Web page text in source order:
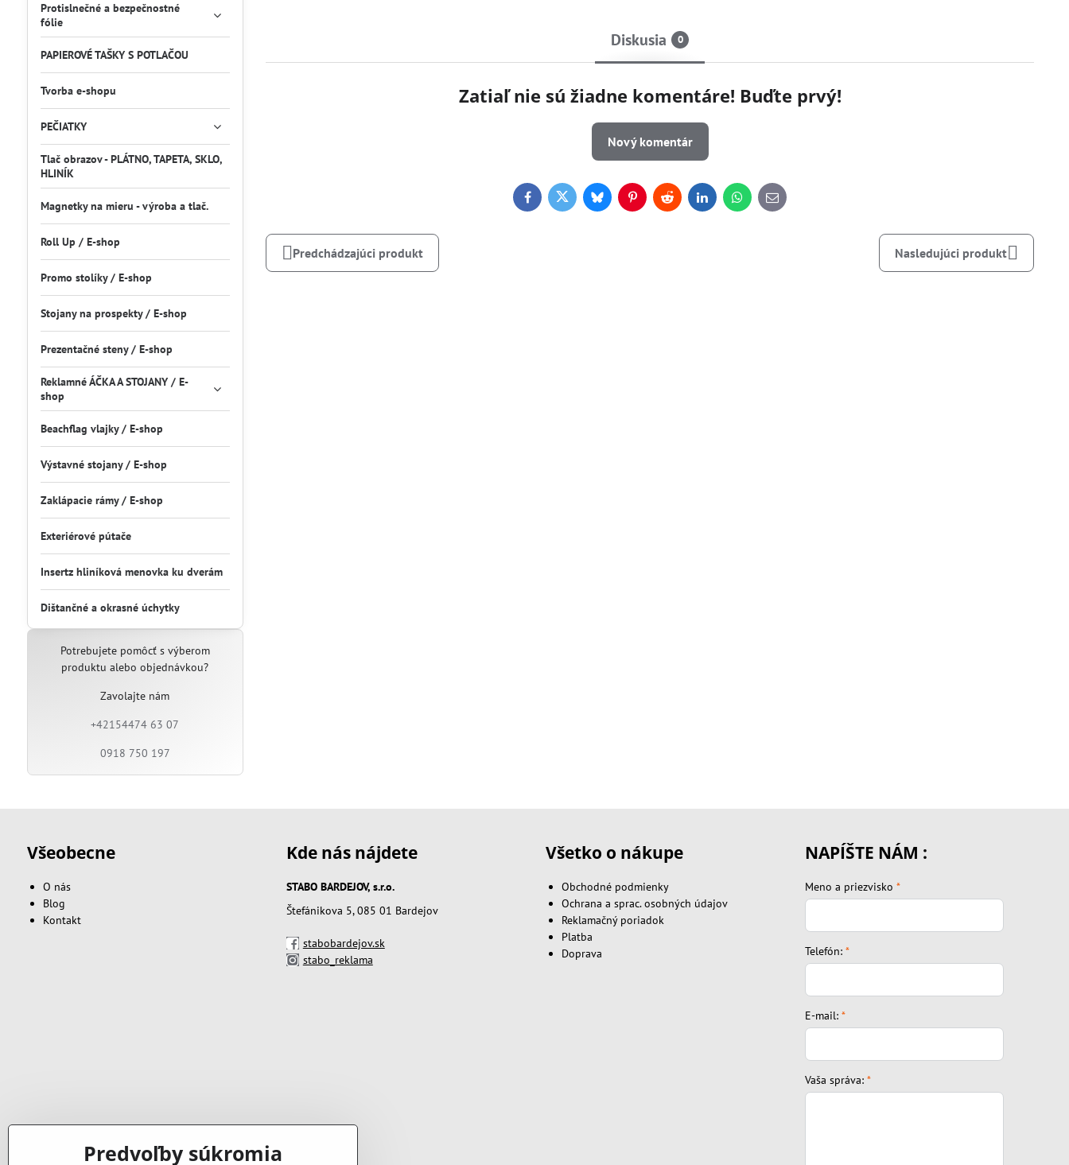
Diskusia 0
Zatiaľ nie sú žiadne komentáre! Buďte prvý!
Nový komentár
FacebookTwitterBlueskyPinterestRedditLinkedInWhatsApp
E-
mail
Predchádzajúci produkt Nasledujúci produkt
Protislnečné a bezpečnostné
fólie
PAPIEROVÉ TAŠKY S POTLAČOU
Tvorba e-shopu
PEČIATKY
Tlač obrazov - PLÁTNO, TAPETA, SKLO,
HLINÍK
Magnetky na mieru - výroba a tlač.
Roll Up / E-shop
Promo stolíky / E-shop
Stojany na prospekty / E-shop
Prezentačné steny / E-shop
Reklamné ÁČKA A STOJANY / E-
shop
Beachflag vlajky / E-shop
Výstavné stojany / E-shop
Zaklápacie rámy / E-shop
Exteriérové pútače
Insertz hliníková menovka ku dverám
Dištančné a okrasné úchytky
Potrebujete pomôcť s výberom
produktu alebo objednávkou?
Zavolajte nám
+42154474 63 07
0918 750 197
Všeobecne
O nás
Blog
Kontakt
Kde nás nájdete
STABO BARDEJOV, s.r.o.
Štefánikova 5, 085 01 Bardejov
stabobardejov.sk
stabo_reklama
Všetko o nákupe
Obchodné podmienky
Ochrana a sprac. osobných údajov
Reklamačný poriadok
Platba
Doprava
NAPÍŠTE NÁM :
Meno a priezvisko*
Telefón:*
E-mail:*
Vaša správa:*
Predvoľby súkromia